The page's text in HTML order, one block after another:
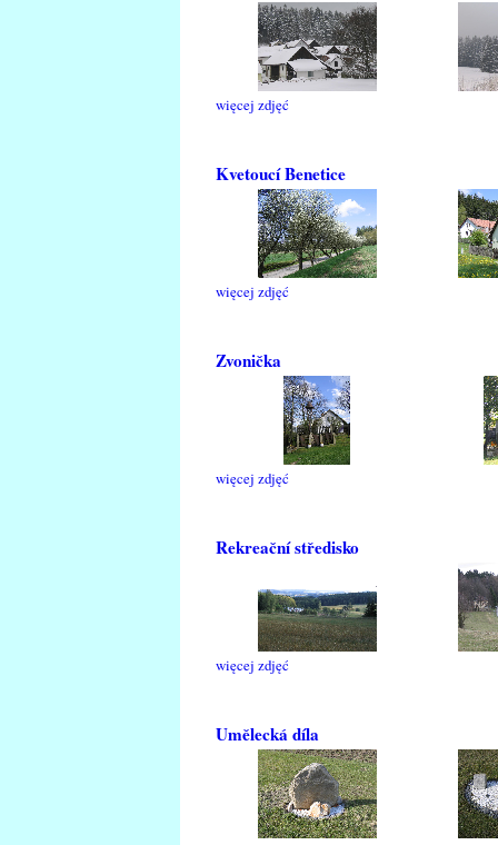
więcej zdjęć
Kvetoucí Benetice
więcej zdjęć
Zvonička
więcej zdjęć
Rekreační středisko
więcej zdjęć
Umělecká díla